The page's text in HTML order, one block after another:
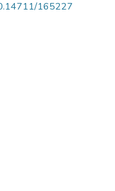
165227